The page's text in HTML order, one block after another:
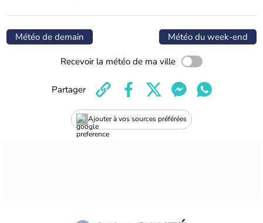
Météo de demain Météo du week-end
Recevoir la météo de ma ville
Ajouter à vos sources préférées
Partager